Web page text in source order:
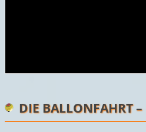
DIE BALLONFAHRT